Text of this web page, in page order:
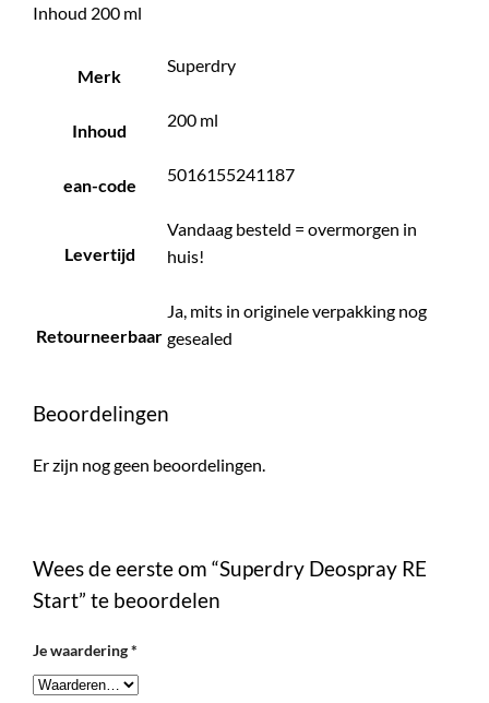
Inhoud 200 ml
Merk
Superdry
Inhoud
200 ml
ean-code
5016155241187
Levertijd
Vandaag besteld = overmorgen in
huis!
Retourneerbaar
Ja, mits in originele verpakking nog
gesealed
Beoordelingen
Er zijn nog geen beoordelingen.
Wees de eerste om “Superdry Deospray RE
Start” te beoordelen
Je waardering*